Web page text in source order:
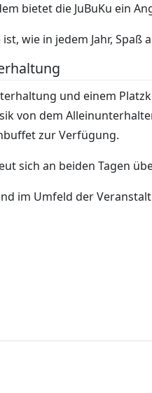
bietet die JuBuKu ein
wie in jedem Jahr,
und einem
von dem
zur Verfügung.
sich an beiden Tagen
im Umfeld der